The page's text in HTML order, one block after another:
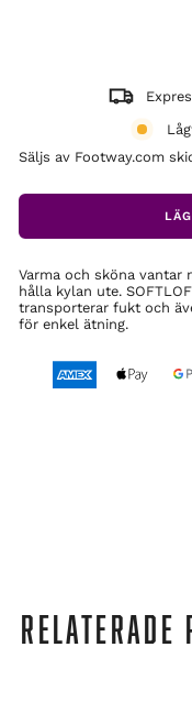
Säljs av Footway.com
Varma och sköna vantar
hålla kylan ute.
transporterar fukt och
för enkel ätning.
RELATERADE